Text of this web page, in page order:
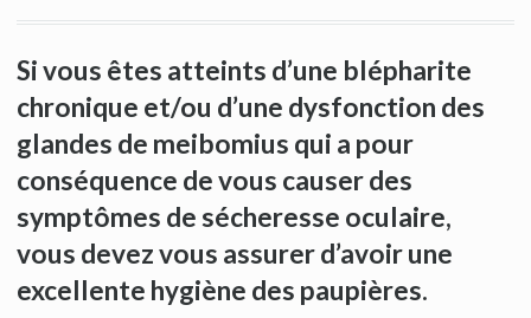
Si vous êtes atteints d’une blépharite
chronique et/ou d’une dysfonction des
glandes de meibomius qui a pour
conséquence de vous causer des
symptômes de sécheresse oculaire,
vous devez vous assurer d’avoir une
excellente hygiène des paupières.